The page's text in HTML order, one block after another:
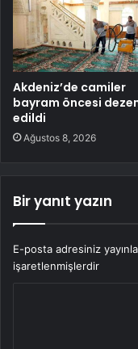
Akdeniz’de camiler
bayram öncesi
edildi
Ağustos 8, 2026
Bir yanıt yazın
E-posta adresiniz
işaretlenmişlerdir